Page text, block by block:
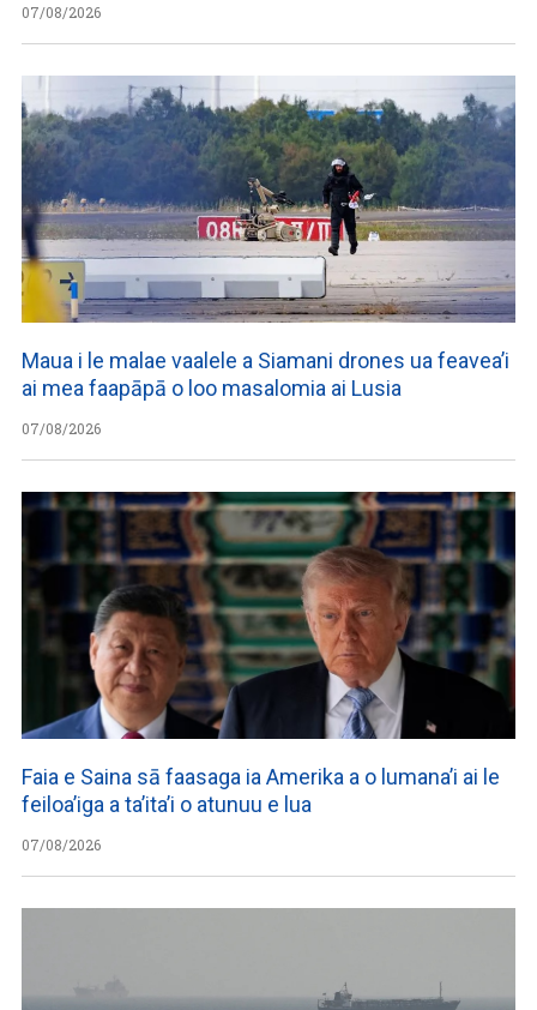
07/08/2026
Maua i le malae vaalele a Siamani drones ua feavea’i
ai mea faapāpā o loo masalomia ai Lusia
07/08/2026
Faia e Saina sā faasaga ia Amerika a o lumana’i ai le
feiloa’iga a ta’ita’i o atunuu e lua
07/08/2026